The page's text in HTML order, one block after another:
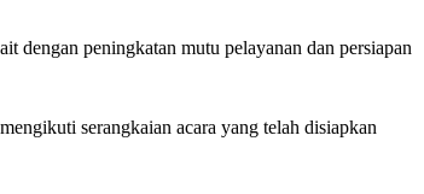
dengan peningkatan mutu pelayanan dan persiapan
serangkaian acara yang telah disiapkan